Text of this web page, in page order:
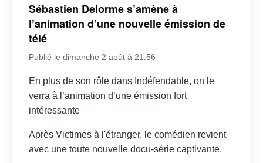
Sébastien Delorme s’amène à
l’animation d’une nouvelle émission de
télé
Publié le dimanche 2 août à 21:56
En plus de son rôle dans Indéfendable, on le
verra à l’animation d’une émission fort
intéressante
Après Victimes à l'étranger, le comédien revient
avec une toute nouvelle docu-série captivante.